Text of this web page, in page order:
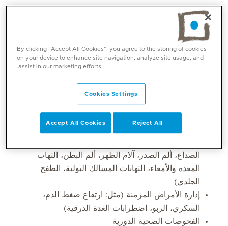
المهارات الأساسية
الصداع، ألم الصدر، آلام الظهر، ألم البطن، التهاب
المعدة والأمعاء، التهابات المسالك البولية، الطفح
الجلدي)
إدارة الأمراض المزمنة (مثل: ارتفاع ضغط الدم،
السكري، الربو، اضطرابات الغدة الدرقية)
الفحوصات الصحية الدورية
By clicking “Accept All Cookies”, you agree to the storing of cookies
on your device to enhance site navigation, analyze site usage, and
assist in our marketing efforts.
Cookies Settings
Reject All
Accept All Cookies